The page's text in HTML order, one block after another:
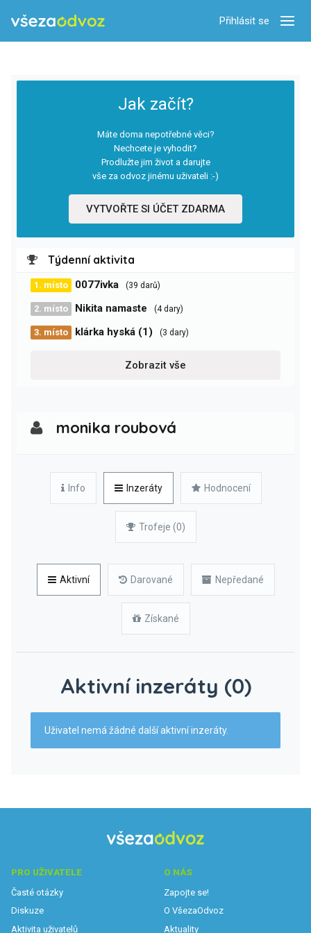
Přihlásit se
Jak začít?
Máte doma nepotřebné věci?
Nechcete je vyhodit?
Prodlužte jim život a darujte
vše za odvoz jinému uživateli :-)
VYTVOŘTE SI ÚČET ZDARMA
Týdenní aktivita
1. místo 0077ivka (39 darů)
2. místo Nikita namaste (4 dary)
3. místo klárka hyská (1) (3 dary)
Zobrazit vše
monika roubová
Info Inzeráty Hodnocení
Trofeje (0)
Aktivní Darované Nepředané
Získané
Aktivní inzeráty (0)
Uživatel nemá žádné další aktivní inzeráty.
PRO UŽIVATELE
Časté otázky
Diskuze
Aktivita uživatelů
O NÁS
Zapojte se!
O VšezaOdvoz
Aktuality